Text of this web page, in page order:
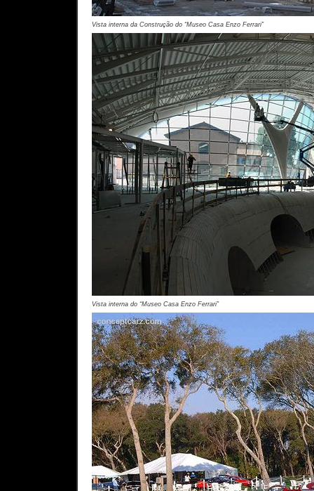
Vista interna da Construção do “Museo Casa Enzo Ferrari”
Vista interna do “Museo Casa Enzo Ferrari”